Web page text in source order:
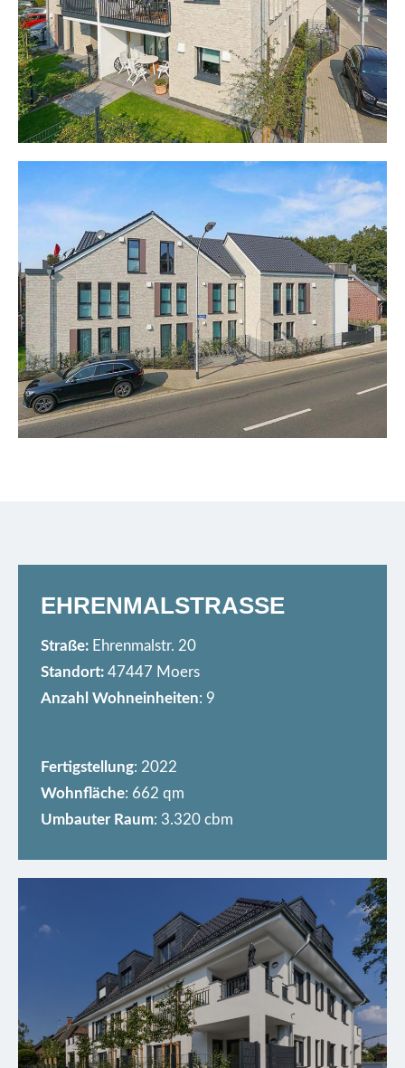
EHRENMALSTRASSE
Straße: Ehrenmalstr. 20
Standort: 47447 Moers
Anzahl Wohneinheiten: 9
Fertigstellung: 2022
Wohnfläche: 662 qm
Umbauter Raum: 3.320 cbm